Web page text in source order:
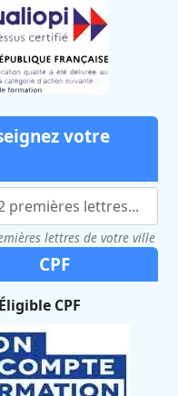
votre
lettres de votre ville
CPF
Éligible CPF